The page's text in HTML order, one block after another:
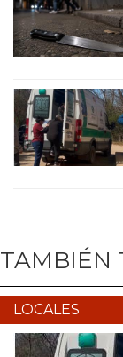
TAMBIÉN
LOCALES